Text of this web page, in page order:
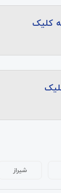
کلیک
شیراز